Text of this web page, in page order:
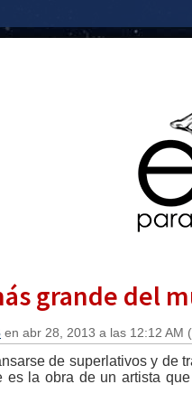
grande del
en abr 28, 2013 a las 12:12 AM
de superlativos y de
es la obra de un artista